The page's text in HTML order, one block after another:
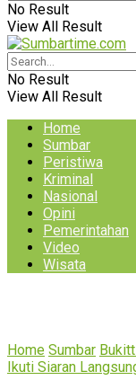
No Result
View All Result
No Result
View All Result
Home
Sumbar
Peristiwa
Kriminal
Nasional
Opini
Pemerintahan
Video
Wisata
Home Sumbar
Ikuti Siaran